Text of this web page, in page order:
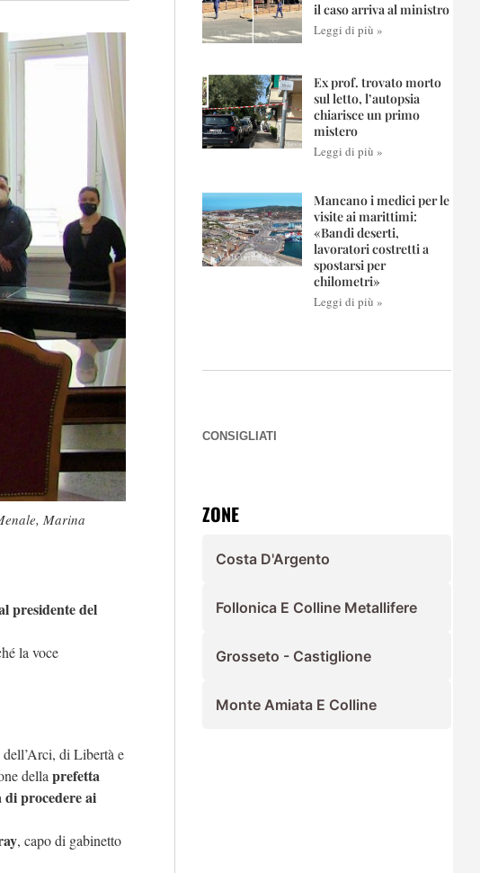
Marina
presidente del
la voce
di Libertà e
dellaprefetta
di procedere ai
, capo di gabinetto
il caso arriva al ministro
Leggi di più »
Ex prof. trovato morto
sul letto, l’autopsia
chiarisce un primo
mistero
Leggi di più »
Mancano i medici per le
visite ai marittimi:
«Bandi deserti,
lavoratori costretti a
spostarsi per
chilometri»
Leggi di più »
CONSIGLIATI
ZONE
Costa D'Argento
Follonica E Colline Metallifere
Grosseto - Castiglione
Monte Amiata E Colline